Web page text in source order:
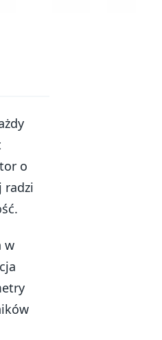
o
radzi
w